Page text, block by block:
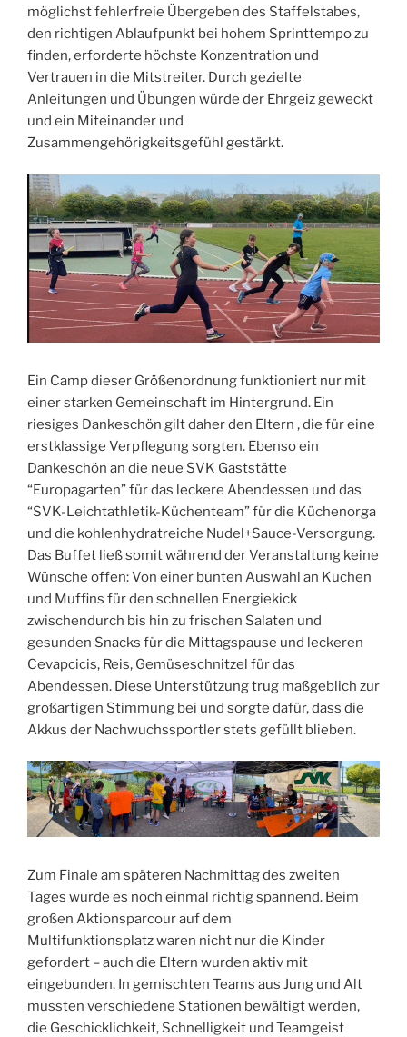
möglichst fehlerfreie Übergeben des Staffelstabes,
den richtigen Ablaufpunkt bei hohem Sprinttempo zu
finden, erforderte höchste Konzentration und
Vertrauen in die Mitstreiter. Durch gezielte
Anleitungen und Übungen würde der Ehrgeiz geweckt
und ein Miteinander und
Zusammengehörigkeitsgefühl gestärkt.
Ein Camp dieser Größenordnung funktioniert nur mit
einer starken Gemeinschaft im Hintergrund. Ein
riesiges Dankeschön gilt daher den Eltern , die für eine
erstklassige Verpflegung sorgten. Ebenso ein
Dankeschön an die neue SVK Gaststätte
“Europagarten” für das leckere Abendessen und das
“SVK-Leichtathletik-Küchenteam” für die Küchenorga
und die kohlenhydratreiche Nudel+Sauce-Versorgung.
Das Buffet ließ somit während der Veranstaltung keine
Wünsche offen: Von einer bunten Auswahl an Kuchen
und Muffins für den schnellen Energiekick
zwischendurch bis hin zu frischen Salaten und
gesunden Snacks für die Mittagspause und leckeren
Cevapcicis, Reis, Gemüseschnitzel für das
Abendessen. Diese Unterstützung trug maßgeblich zur
großartigen Stimmung bei und sorgte dafür, dass die
Akkus der Nachwuchssportler stets gefüllt blieben.
Zum Finale am späteren Nachmittag des zweiten
Tages wurde es noch einmal richtig spannend. Beim
großen Aktionsparcour auf dem
Multifunktionsplatz waren nicht nur die Kinder
gefordert – auch die Eltern wurden aktiv mit
eingebunden. In gemischten Teams aus Jung und Alt
mussten verschiedene Stationen bewältigt werden,
die Geschicklichkeit, Schnelligkeit und Teamgeist